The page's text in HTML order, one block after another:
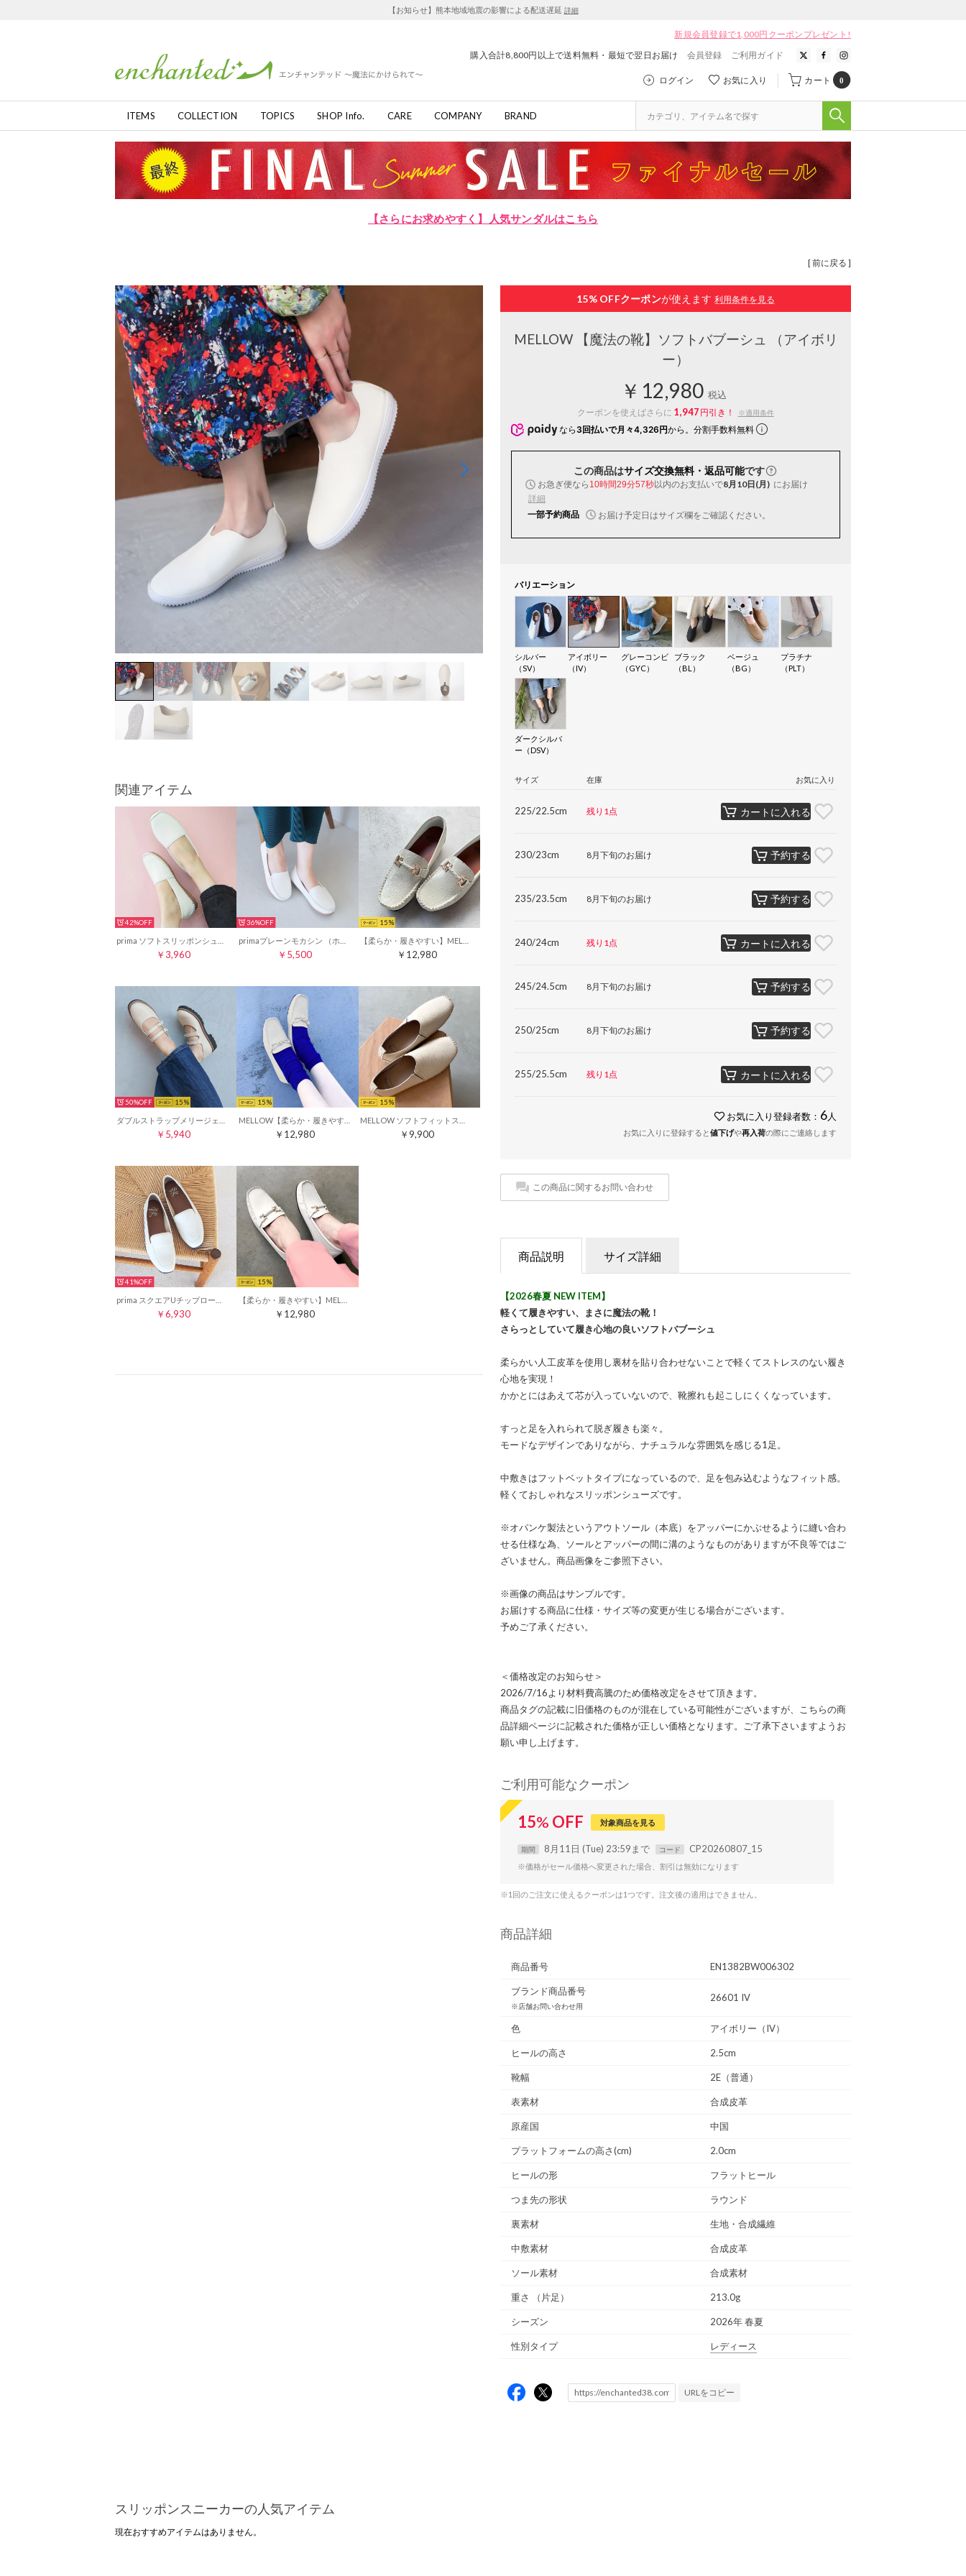
【お知らせ】熊本地域地震の影響による配送遅延 詳細
新規会員登録で1,000円クーポンプレゼント!
購入合計8,800円以上で送料無料・最短で翌日お届け
会員登録 ご利用ガイド
ログイン お気に入り カート 0
ITEMS COLLECTION TOPICS SHOP Info. CARE COMPANY BRAND
【さらにお求めやすく】人気サンダルはこちら
[ 前に戻る ]
関連アイテム
42%
￥3,960
36%
￥5,500
15
￥12,980
50% 15
￥5,940
15
￥12,980
15
￥9,900
41%
￥6,930
15
￥12,980
15% OFFクーポンが使えます 利用条件を見る
MELLOW 【魔法の靴】ソフトバブーシュ （アイボリ
ー）
￥12,980 税込
クーポンを使えばさらに 1,947 円引き！ ※適用条件
なら 3回払いで月々4,326円から。分割手数料無料
この商品はサイズ交換無料・返品可能です
お急ぎ便なら 10時間29分56秒以内のお支払いで8月10日(月) にお届け
詳細
一部予約商品
お届け予定日はサイズ欄をご確認ください。
バリエーション
シルバー
（SV）
アイボリー
（IV）
グレーコンビ
（GYC）
ブラック
（BL）
ベージュ
（BG）
プラチナ
（PLT）
ダークシルバ
ー（DSV）
サイズ 在庫 お気に入り
225/22.5cm 残り1点 カートに入れる
230/23cm 8月下旬のお届け 予約する
235/23.5cm 8月下旬のお届け 予約する
240/24cm 残り1点 カートに入れる
245/24.5cm 8月下旬のお届け 予約する
250/25cm 8月下旬のお届け 予約する
255/25.5cm 残り1点 カートに入れる
お気に入り登録者数： 6 人
お気に入りに登録すると値下げや再入荷の際にご連絡します
この商品に関するお問い合わせ
商品説明 サイズ詳細
【2026春夏 NEW ITEM】
軽くて履きやすい、まさに魔法の靴！
さらっとしていて履き心地の良いソフトバブーシュ
柔らかい人工皮革を使用し裏材を貼り合わせないことで軽くてストレスのない履き
心地を実現！
かかとにはあえて芯が入っていないので、靴擦れも起こしにくくなっています。
すっと足を入れられて脱ぎ履きも楽々。
モードなデザインでありながら、ナチュラルな雰囲気を感じる1足。
中敷きはフットベットタイプになっているので、足を包み込むようなフィット感。
軽くておしゃれなスリッポンシューズです。
※オパンケ製法というアウトソール（本底）をアッパーにかぶせるように縫い合わ
せる仕様な為、ソールとアッパーの間に溝のようなものがありますが不良等ではご
ざいません。商品画像をご参照下さい。
※画像の商品はサンプルです。
お届けする商品に仕様・サイズ等の変更が生じる場合がございます。
予めご了承ください。
＜価格改定のお知らせ＞
2026/7/16より材料費高騰のため価格改定をさせて頂きます。
商品タグの記載に旧価格のものが混在している可能性がございますが、こちらの商
品詳細ページに記載された価格が正しい価格となります。ご了承下さいますようお
願い申し上げます。
ご利用可能なクーポン
15% OFF 対象商品を見る
期間 8月11日 (Tue) 23:59まで コード CP20260807_15
※価格がセール価格へ変更された場合、割引は無効になります
※1回のご注文に使えるクーポンは1つです。注文後の適用はできません。
商品詳細
商品番号 EN1382BW006302
ブランド商品番号
※店舗お問い合わせ用
26601 IV
色 アイボリー（IV）
ヒールの高さ 2.5cm
靴幅 2E（普通）
表素材 合成皮革
原産国 中国
プラットフォームの高さ(cm) 2.0cm
ヒールの形 フラットヒール
つま先の形状 ラウンド
裏素材 生地・合成繊維
中敷素材 合成皮革
ソール素材 合成素材
重さ （片足） 213.0g
シーズン 2026年 春夏
性別タイプ レディース
URLをコピー
スリッポンスニーカーの人気アイテム
現在おすすめアイテムはありません。